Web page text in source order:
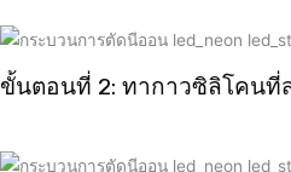
ขั้นตอนที่ 2: ทากาวซิลิโคนที่